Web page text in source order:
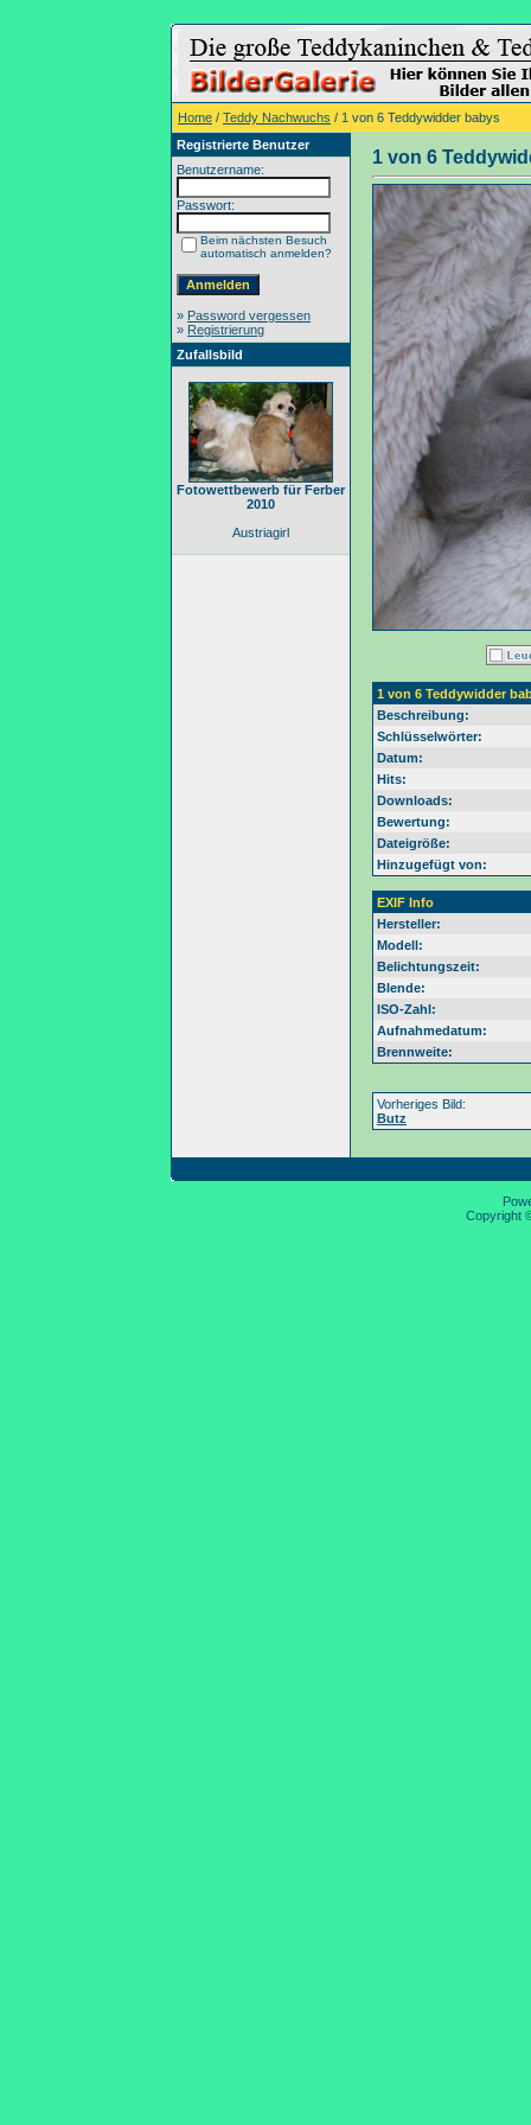
Home / Teddy Nachwuchs / 1 von 6 Teddywidder babys
Registrierte Benutzer
Benutzername:
Passwort:
Beim nächsten Besuch
automatisch anmelden?
» Password vergessen
» Registrierung
Zufallsbild
Fotowettbewerb für Ferber
2010
Austriagirl
1 von 6
1 von 6 Teddywidder
Beschreibung:
Schlüsselwörter:
Datum:
Hits:
Downloads:
Bewertung:
Dateigröße:
Hinzugefügt von:
EXIF Info
Hersteller:
Modell:
Belichtungszeit:
Blende:
ISO-Zahl:
Aufnahmedatum:
Brennweite:
Vorheriges Bild:
Butz
Copyright